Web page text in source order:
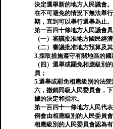
決定選舉新的地方人民議會。
在不可避免的情況下無法舉
期，直到可以舉行選舉為止。
第一百四十條地方人民議會
（一）審議批准地方國民經
（二）審議批准地方預算及
3.採取措施遵守有關地區的國
（四）選舉或罷免相應級別
員；
5.選舉或罷免相應級別的法院
六，撤銷同級人民委員會，
據的決定和指示。
第一百四十一條地方人民代
例會由相應級別的人民委員
相應級別的人民委員會認為